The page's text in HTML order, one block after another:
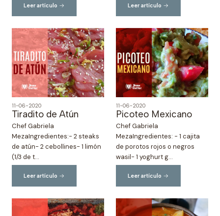
Leer artículo Leer artículo
11-06-2020
Tiradito de Atún
Chef Gabriela
MezaIngredientes:- 2 steaks
de atún- 2 cebollines- 1 limón
(1/3 de t...
Leer artículo
11-06-2020
Picoteo Mexicano
Chef Gabriela
MezaIngredientes: - 1 cajita
de porotos rojos o negros
wasil- 1 yoghurt g...
Leer artículo